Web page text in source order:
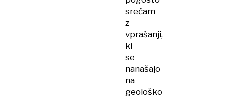
srečam
z
vprašanji,
ki
se
nanašajo
na
geološko